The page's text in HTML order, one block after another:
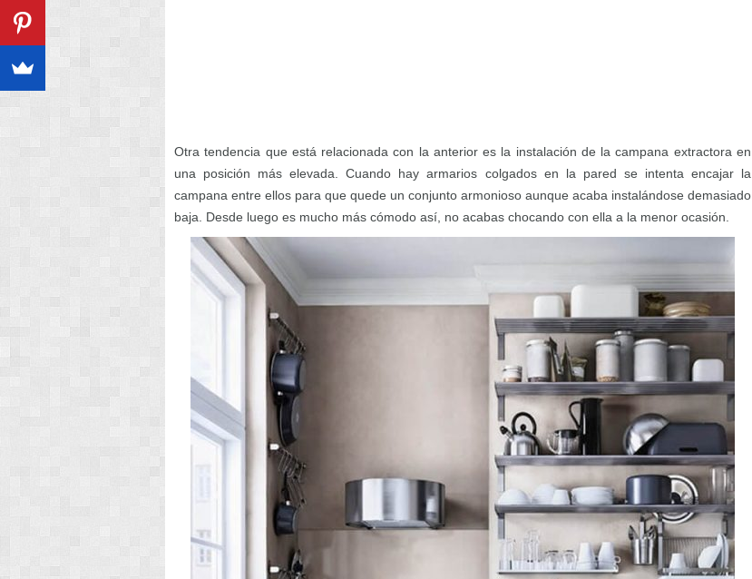
Otra tendencia que está relacionada con la anterior es la instalación de la campana extractora en
una posición más elevada. Cuando hay armarios colgados en la pared se intenta encajar la
campana entre ellos para que quede un conjunto armonioso aunque acaba instalándose demasiado
baja. Desde luego es mucho más cómodo así, no acabas chocando con ella a la menor ocasión.